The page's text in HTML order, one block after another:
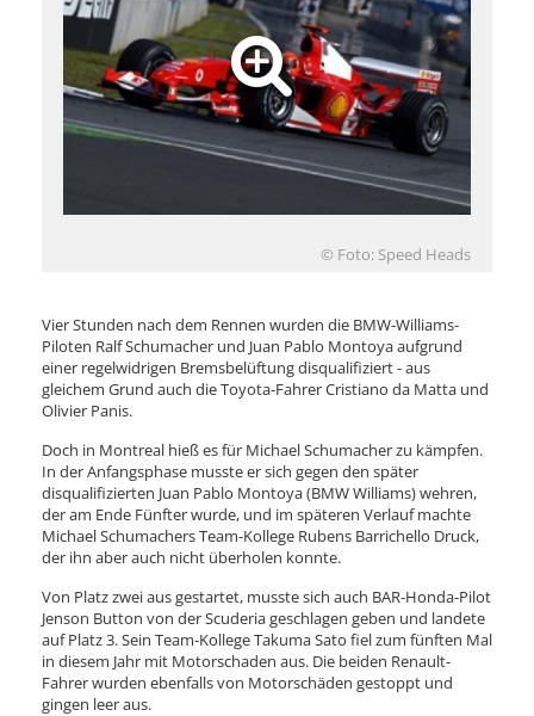
© Foto: Speed Heads
Vier Stunden nach dem Rennen wurden die BMW-Williams-
Piloten Ralf Schumacher und Juan Pablo Montoya aufgrund
einer regelwidrigen Bremsbelüftung disqualifiziert - aus
gleichem Grund auch die Toyota-Fahrer Cristiano da Matta und
Olivier Panis.
Doch in Montreal hieß es für Michael Schumacher zu kämpfen.
In der Anfangsphase musste er sich gegen den später
disqualifizierten Juan Pablo Montoya (BMW Williams) wehren,
der am Ende Fünfter wurde, und im späteren Verlauf machte
Michael Schumachers Team-Kollege Rubens Barrichello Druck,
der ihn aber auch nicht überholen konnte.
Von Platz zwei aus gestartet, musste sich auch BAR-Honda-Pilot
Jenson Button von der Scuderia geschlagen geben und landete
auf Platz 3. Sein Team-Kollege Takuma Sato fiel zum fünften Mal
in diesem Jahr mit Motorschaden aus. Die beiden Renault-
Fahrer wurden ebenfalls von Motorschäden gestoppt und
gingen leer aus.